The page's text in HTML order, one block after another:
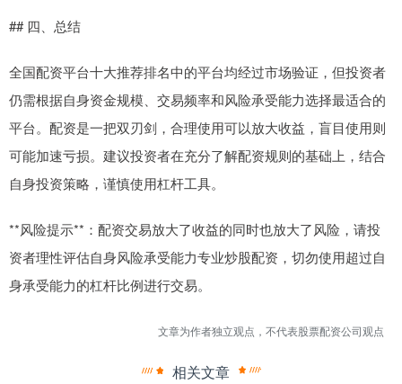
## 四、总结
全国配资平台十大推荐排名中的平台均经过市场验证，但投资者
仍需根据自身资金规模、交易频率和风险承受能力选择最适合的
平台。配资是一把双刃剑，合理使用可以放大收益，盲目使用则
可能加速亏损。建议投资者在充分了解配资规则的基础上，结合
自身投资策略，谨慎使用杠杆工具。
**风险提示**：配资交易放大了收益的同时也放大了风险，请投
资者理性评估自身风险承受能力专业炒股配资，切勿使用超过自
身承受能力的杠杆比例进行交易。
文章为作者独立观点，不代表股票配资公司观点
相关文章